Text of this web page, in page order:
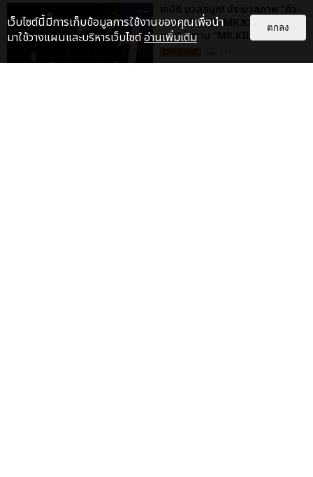
เคมีดี มวลสนุก! ประมวลภาพ “ดิว-
ธี” เปิดตัวซีรีส์ “MR.KILL มังงะสั่ง
ตาย” ในงาน “MR.KILL...
EXCLUSIVE
เว็บไซต์นี้มีการเก็บข้อมูลการใช้งานของคุณเพื่อนำ
มาใช้วางแผนและบริหารเว็บไซต์อ่านเพิ่มเติม
ตกลง